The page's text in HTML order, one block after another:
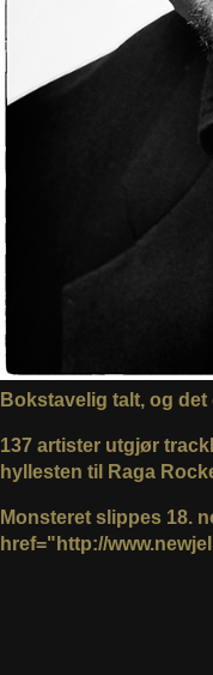
Bokstavelig talt, og
137 artister utgjør
hyllesten til Raga
Monsteret slippes 18.
href="http://